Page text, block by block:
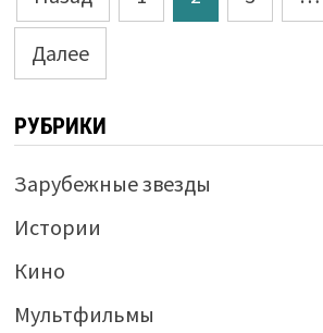
записей
Далее
РУБРИКИ
Зарубежные звезды
Истории
Кино
Мультфильмы